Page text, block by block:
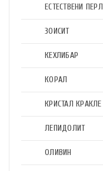
ЕСТЕСТВЕНИ
ЗОИСИТ
КЕХЛИБАР
КОРАЛ
КРИСТАЛ КРАКЛЕ
ЛЕПИДОЛИТ
ОЛИВИН